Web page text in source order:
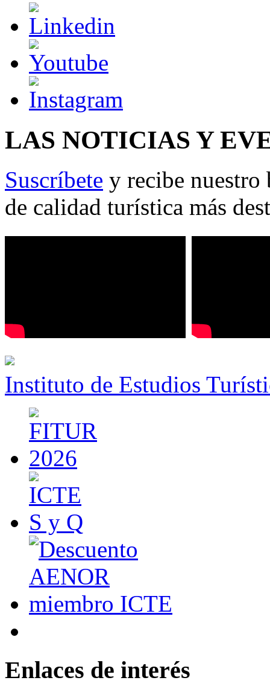
LAS NOTICIAS Y
Suscríbete y recibe nuestro
de calidad turística más
Instituto de Estudios
Enlaces de interés